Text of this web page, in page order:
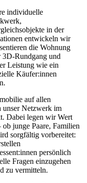
individuelle
in der
entwickeln wir
die Wohnung
Rundgang und
Leistung wie ein
Käufer:innen
auf allen
unser Netzwerk im
Dabei legen wir Wert
junge Paare, Familien
sorgfältig vorbereitet:
persönlich
Fragen einzugehen
zu vermitteln.